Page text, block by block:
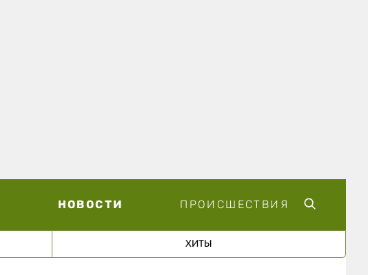
НОВОСТИ ПРОИСШЕСТВИЯ
ХИТЫ